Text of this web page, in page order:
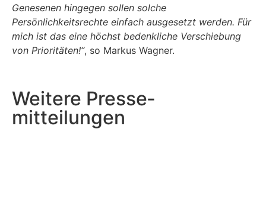
Genesenen hingegen sollen solche
Persönlichkeitsrechte einfach ausgesetzt werden. Für
mich ist das eine höchst bedenkliche Verschiebung
von Prioritäten!“, so Markus Wagner.
Weitere Presse­
mitteilungen